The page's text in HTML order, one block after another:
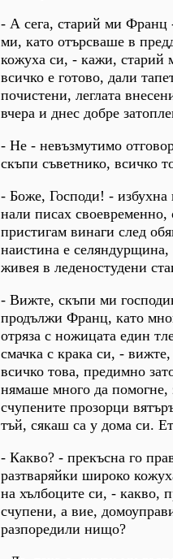
- А сега, старий ми Франц
ми, като отърсваше в
кожуха си, - кажи, старий
всичко е готово, дали
почистени, леглата
вчера и днес добре
- Не - невъзмутимо
скъпи съветнико, всичко
- Боже, Господи! - избухна
нали писах
пристигам винаги след
наистина е селяндурщина,
живея в леденостудени
- Вижте, скъпи ми
продължи Франц, като
отряза с ножицата един
смачка с крака си, -
всичко това, предимно
нямаше много да помогне,
счупените прозорци
тъй, сякаш са у дома си.
- Какво? - прекъсна го
разтваряйки широко
на хълбоците си, - какво,
счупени, а вие,
разпоредили нищо?